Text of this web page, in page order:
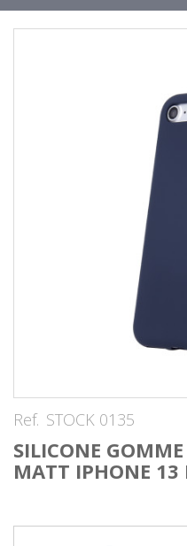
Ref. STOCK 0135
SILICONE
MATT IPHONE 13